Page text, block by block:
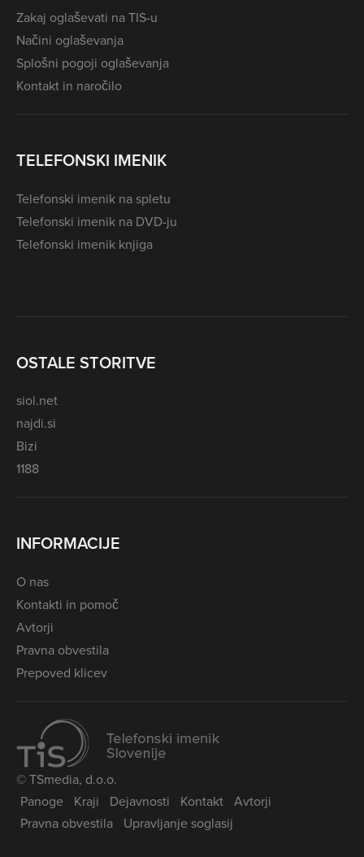
Zakaj oglaševati na TIS-u
Načini oglaševanja
Splošni pogoji oglaševanja
Kontakt in naročilo
TELEFONSKI IMENIK
Telefonski imenik na spletu
Telefonski imenik na DVD-ju
Telefonski imenik knjiga
OSTALE STORITVE
siol.net
najdi.si
Bizi
1188
INFORMACIJE
O nas
Kontakti in pomoč
Avtorji
Pravna obvestila
Prepoved klicev
© TSmedia, d.o.o.
Panoge
Kraji Dejavnosti Kontakt Avtorji
Pravna obvestila
Upravljanje soglasij